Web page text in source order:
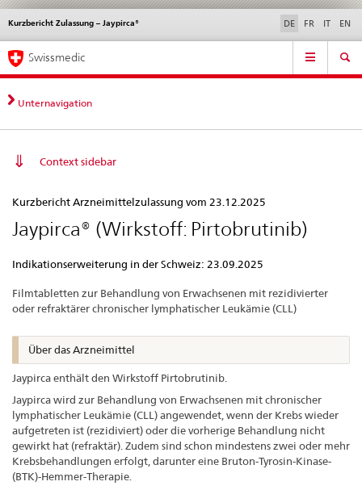
Direktnavigation
News,
Rechtsgrundlagen,
Kontakt
News & Updates Kontakt | Support & Hilfe
Kurzbericht Zulassung – Jaypirca®
Sprachwahl DE FR IT EN
Service
Hauptnavigation
Swissmedic
Unternavigation
Context sidebar
Zulassung
–
Jaypirca®
Kurzbericht Arzneimittelzulassung vom 23.12.2025
Jaypirca® (Wirkstoff: Pirtobrutinib)
Indikationserweiterung in der Schweiz: 23.09.2025
Filmtabletten zur Behandlung von Erwachsenen mit rezidivierter
oder refraktärer chronischer lymphatischer Leukämie (CLL)
Über das Arzneimittel
Jaypirca enthält den Wirkstoff Pirtobrutinib.
Jaypirca wird zur Behandlung von Erwachsenen mit chronischer
lymphatischer Leukämie (CLL) angewendet, wenn der Krebs wieder
aufgetreten ist (rezidiviert) oder die vorherige Behandlung nicht
gewirkt hat (refraktär). Zudem sind schon mindestens zwei oder mehr
Krebsbehandlungen erfolgt, darunter eine Bruton-Tyrosin-Kinase-
(BTK)-Hemmer-Therapie.